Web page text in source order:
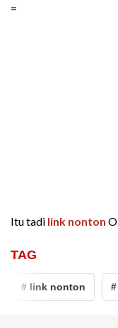
=
Itu tadi link nonton
TAG
# link nonton #